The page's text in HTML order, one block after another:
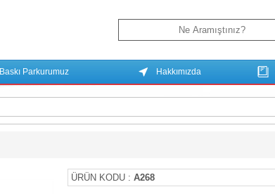
Baskı Parkurumuz Hakkımızda
ÜRÜN KODU : A268